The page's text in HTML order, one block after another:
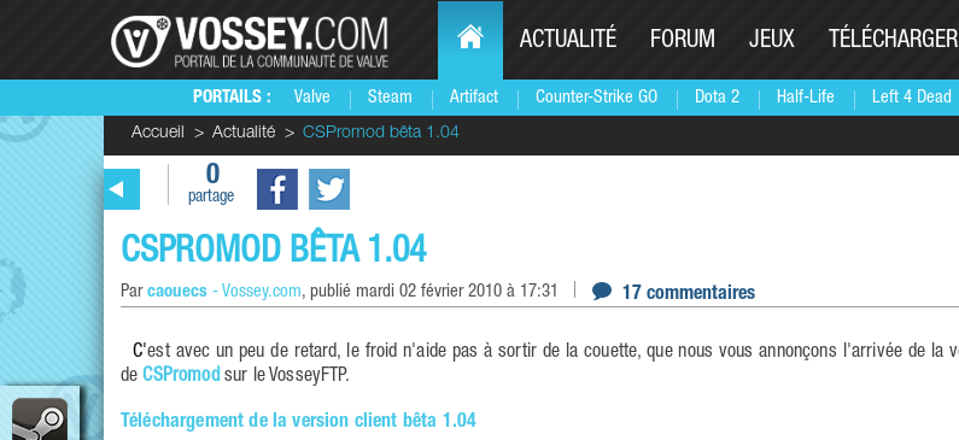
PORTAILS : Valve Steam Artifact Counter-Strike GO Dota 2 Half-Life Left 4 Dead
ACTUALITÉ FORUM JEUX TÉLÉCHARGER
Accueil Actualité CSPromod bêta 1.04
0
partage
CSPROMOD BÊTA 1.04
Par caouecs - Vossey.com, publié mardi 02 février 2010 à 17:31 17 commentaires
C'est avec un peu de retard, le froid n'aide pas à sortir de la couette, que nous vous annonçons l'arrivée de la version bêta 1.04
deCSPromodsur le VosseyFTP.
Téléchargement de la version client bêta 1.04